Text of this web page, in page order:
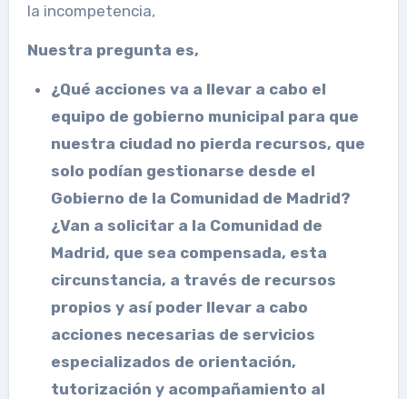
la incompetencia,
Nuestra pregunta es,
¿Qué acciones va a llevar a cabo el
equipo de gobierno municipal para que
nuestra ciudad no pierda recursos, que
solo podían gestionarse desde el
Gobierno de la Comunidad de Madrid?
¿Van a solicitar a la Comunidad de
Madrid, que sea compensada, esta
circunstancia, a través de recursos
propios y así poder llevar a cabo
acciones necesarias de servicios
especializados de orientación,
tutorización y acompañamiento al